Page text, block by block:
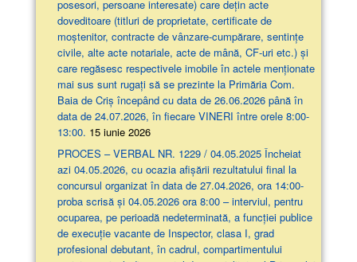
posesori, persoane interesate) care dețin acte
doveditoare (titluri de proprietate, certificate de
moștenitor, contracte de vânzare-cumpărare, sentințe
civile, alte acte notariale, acte de mână, CF-uri etc.) și
care regăsesc respectivele imobile în actele menționate
mai sus sunt rugați să se prezinte la Primăria Com.
Baia de Criș începând cu data de 26.06.2026 până în
data de 24.07.2026, în fiecare VINERI între orele 8:00-
13:00. 15 iunie 2026
PROCES – VERBAL NR. 1229 / 04.05.2025 Încheiat
azi 04.05.2026, cu ocazia afişării rezultatului final la
concursul organizat în data de 27.04.2026, ora 14:00-
proba scrisă şi 04.05.2026 ora 8:00 – interviul, pentru
ocuparea, pe perioadă nedeterminată, a funcției publice
de execuție vacante de Inspector, clasa I, grad
profesional debutant, în cadrul, compartimentului